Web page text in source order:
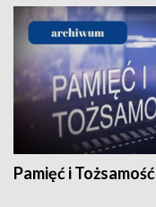
Pamięć i Tożsamość